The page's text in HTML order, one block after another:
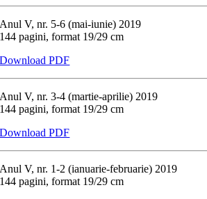
Anul V, nr. 5-6 (mai-iunie) 2019
144 pagini, format 19/29 cm
Download PDF
Anul V, nr. 3-4 (martie-aprilie) 2019
144 pagini, format 19/29 cm
Download PDF
Anul V, nr. 1-2 (ianuarie-februarie) 2019
144 pagini, format 19/29 cm